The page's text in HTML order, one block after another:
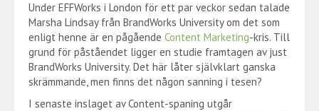
Under EFFWorks i London för ett par veckor sedan talade
Marsha Lindsay från BrandWorks University om det som
enligt henne är en pågående Content Marketing-kris. Till
grund för påståendet ligger en studie framtagen av just
BrandWorks University. Det här låter självklart ganska
skrämmande, men finns det någon sanning i tesen?
I senaste inslaget av Content-spaning utgår